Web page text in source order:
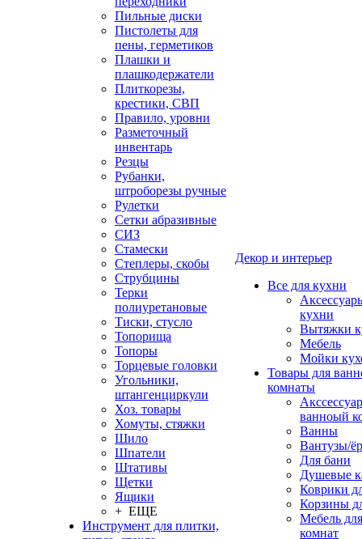
Пильные диски
Пистолеты для
пены, герметиков
Плашки и
плашкодержатели
Плиткорезы,
крестики, СВП
Правило, уровни
Разметочный
инвентарь
Резцы
Рубанки,
штроборезы ручные
Рулетки
Сетки абразивные
СИЗ
Стамески
Степлеры, скобы
Струбцины
Терки
полиуретановые
Тиски, стусло
Топорища
Топоры
Торцевые головки
Угольники,
штангенциркули
Хоз. товары
Хомуты, стяжки
Шило
Шпатели
Штативы
Щетки
Ящики
+ ЕЩЕ
Инструмент для плитки,
Декор и интерьер
Все для кухни
кухни
Вытяжки
Мебель
Мойки
Товары для
комнаты
ванноый
Ванны
Вантузы/
Для бани
Душевые
Коврики
Корзины
Мебель
комнат